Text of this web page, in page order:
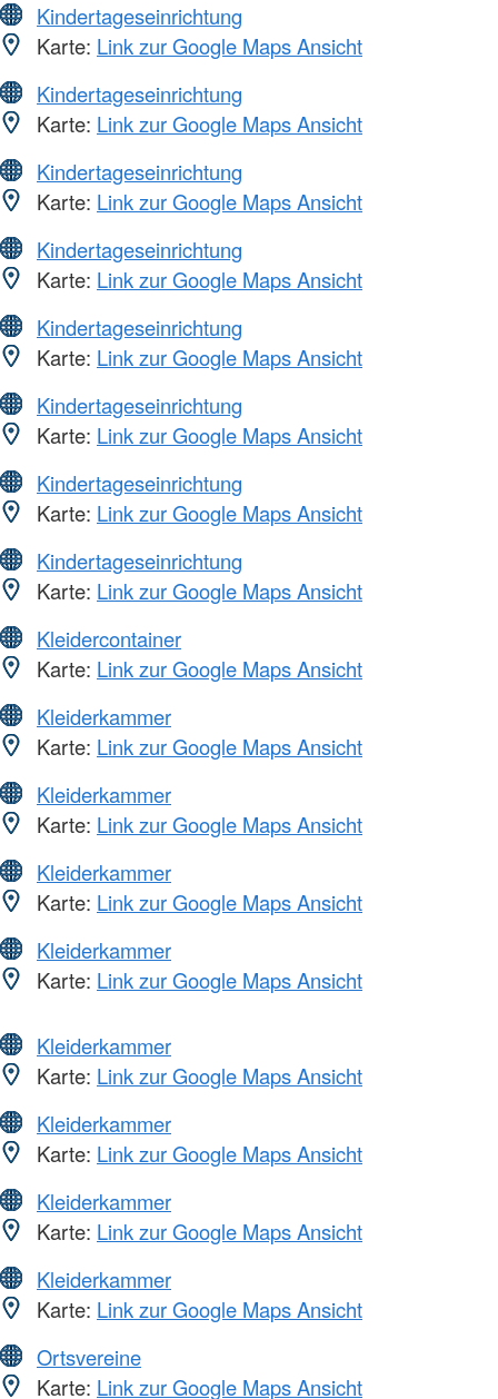
Kindertageseinrichtung
Karte: Link zur Google Maps Ansicht
Kindertageseinrichtung
Karte: Link zur Google Maps Ansicht
Kindertageseinrichtung
Karte: Link zur Google Maps Ansicht
Kindertageseinrichtung
Karte: Link zur Google Maps Ansicht
Kindertageseinrichtung
Karte: Link zur Google Maps Ansicht
Kindertageseinrichtung
Karte: Link zur Google Maps Ansicht
Kindertageseinrichtung
Karte: Link zur Google Maps Ansicht
Kindertageseinrichtung
Karte: Link zur Google Maps Ansicht
Kleidercontainer
Karte: Link zur Google Maps Ansicht
Kleiderkammer
Karte: Link zur Google Maps Ansicht
Kleiderkammer
Karte: Link zur Google Maps Ansicht
Kleiderkammer
Karte: Link zur Google Maps Ansicht
Kleiderkammer
Karte: Link zur Google Maps Ansicht
Kleiderkammer
Karte: Link zur Google Maps Ansicht
Kleiderkammer
Karte: Link zur Google Maps Ansicht
Kleiderkammer
Karte: Link zur Google Maps Ansicht
Kleiderkammer
Karte: Link zur Google Maps Ansicht
Ortsvereine
Karte: Link zur Google Maps Ansicht